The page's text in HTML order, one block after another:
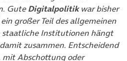
GuteDigitalpolitikwar bisher
großer Teil des allgemeinen
staatliche Institutionen hängt
zusammen. Entscheidend
mit Abschottung oder